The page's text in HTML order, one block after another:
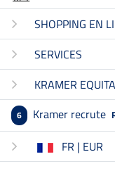
SHOPPING EN
SERVICES
KRAMER
6 Kramer recrute
FR | EUR